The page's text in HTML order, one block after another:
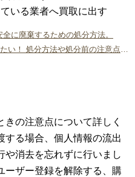
いる業者へ買取に出す
に廃棄するための処分方法。
三鷹市でパソコンを処分したい！ 処分方法や処分前の注意点など徹底解説！
の注意点について詳しく
する場合、個人情報の流出
や消去を忘れずに行いまし
ーザー登録を解除する、購